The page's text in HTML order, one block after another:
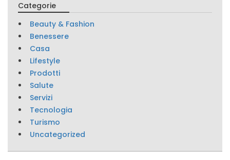
Categorie
Beauty & Fashion
Benessere
Casa
Lifestyle
Prodotti
Salute
Servizi
Tecnologia
Turismo
Uncategorized